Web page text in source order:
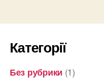
Категорії
Без рубрики (1)